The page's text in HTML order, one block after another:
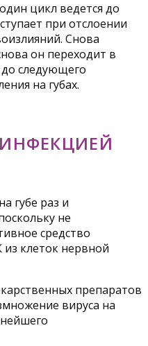
цикл ведется до
при отслоении
Снова
он переходит в
следующего
на губах.
губе раз и
не
средство
клеток нервной
препаратов
вируса на